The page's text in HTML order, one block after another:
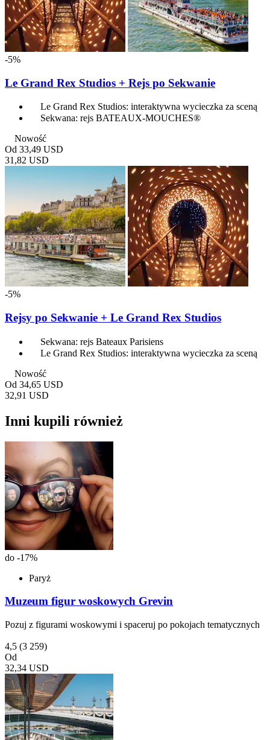
-5%
Le Grand Rex Studios + Rejs po Sekwanie
Le Grand Rex Studios: interaktywna wycieczka za sceną
Sekwana: rejs BATEAUX-MOUCHES®
Nowość
Od 33,49 USD
31,82 USD
-5%
Rejsy po Sekwanie + Le Grand Rex Studios
Sekwana: rejs Bateaux Parisiens
Le Grand Rex Studios: interaktywna wycieczka za sceną
Nowość
Od 34,65 USD
32,91 USD
Inni kupili również
do -17%
Paryż
Muzeum figur woskowych Grevin
Pozuj z figurami woskowymi i spaceruj po pokojach tematycznych
4,5 (3 259)
Od
32,34 USD